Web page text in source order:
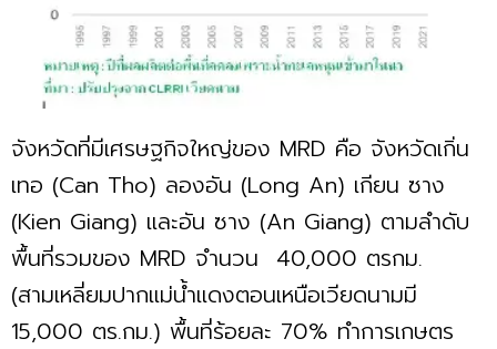
จังหวัดที่มีเศรษฐกิจใหญ่ของ MRD คือ จังหวัดเกิ่น
เทอ (Can Tho) ลองอัน (Long An) เกียน ซาง
(Kien Giang) และอัน ซาง (An Giang) ตามลำดับ
พื้นที่รวมของ MRD จำนวน 40,000 ตรกม.
(สามเหลี่ยมปากแม่น้ำแดงตอนเหนือเวียดนามมี
15,000 ตร.กม.) พื้นที่ร้อยละ 70% ทำการเกษตร